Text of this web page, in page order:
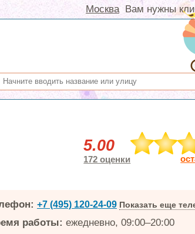
Вам нужны
Москва
5.00
172 оценки
+7 (495) 120-24-09 Показать еще
работы: ежедневно, 09:00–20:00